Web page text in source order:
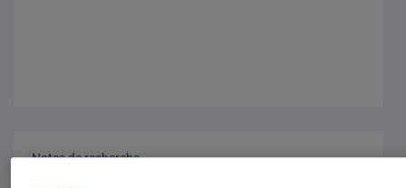
Notes de recherche